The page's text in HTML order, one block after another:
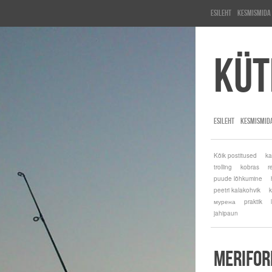
Esileht KesMisMida
ESILEHT
Kõik postitused
trolling
kobras
puude lõhkumine
peetri kalakohvik
мурена
praktik
jahipaun